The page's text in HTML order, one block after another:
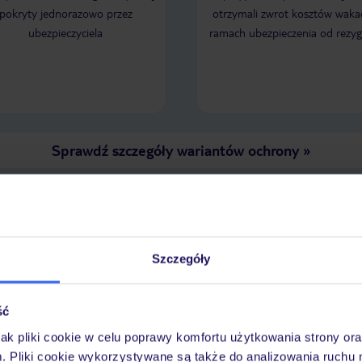
Szczegóły
pliki cookie w celu poprawy komfortu użytkowania strony
Pliki cookie wykorzystywane są także do analizowania ruchu
Brudna , kamienista z resztkami
wyrzuconymi przez morze. Leżaki
ohydnie brudne. Nie polecam tego
pokryty jednorazowo przez
ubezpieczyciela
otrzymali zwrot kosztów
ramach ubezpieczenia od
Sprawdź szczegóły wariantów ochrony»
NAJNIŻSZYCH CEN